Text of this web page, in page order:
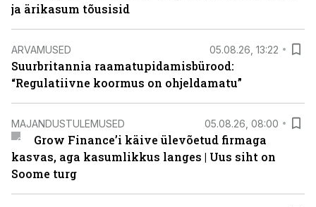
ja ärikasum tõusisid
ARVAMUSED 05.08.26, 13:22
Suurbritannia raamatupidamisbürood:
“Regulatiivne koormus on ohjeldamatu”
MAJANDUSTULEMUSED 05.08.26, 08:00
Grow Finance’i käive ülevõetud firmaga
kasvas, aga kasumlikkus langes | Uus siht on
Soome turg